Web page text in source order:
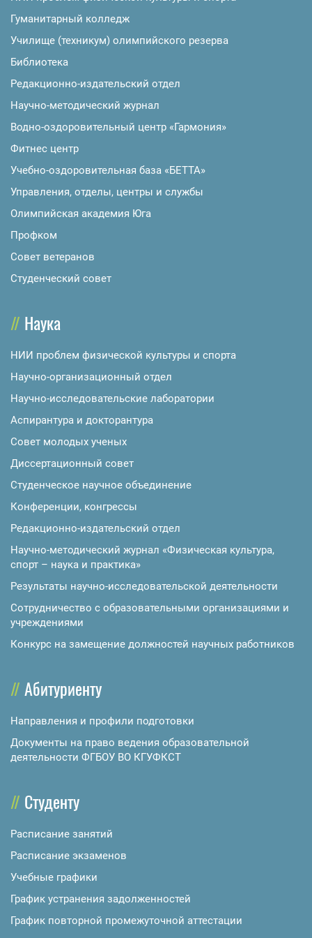
Гуманитарный колледж
Училище (техникум) олимпийского резерва
Библиотека
Редакционно-издательский отдел
Научно-методический журнал
Водно-оздоровительный центр «Гармония»
Фитнес центр
Учебно-оздоровительная база «БЕТТА»
Управления, отделы, центры и службы
Олимпийская академия Юга
Профком
Совет ветеранов
Студенческий совет
Наука
НИИ проблем физической культуры и спорта
Научно-организационный отдел
Научно-исследовательские лаборатории
Аспирантура и докторантура
Совет молодых ученых
Диссертационный совет
Студенческое научное объединение
Конференции, конгрессы
Редакционно-издательский отдел
Научно-методический журнал «Физическая культура,
спорт – наука и практика»
Результаты научно-исследовательской деятельности
Сотрудничество с образовательными организациями и
учреждениями
Конкурс на замещение должностей научных работников
Абитуриенту
Направления и профили подготовки
Документы на право ведения образовательной
деятельности ФГБОУ ВО КГУФКСТ
Студенту
Расписание занятий
Расписание экзаменов
Учебные графики
График устранения задолженностей
График повторной промежуточной аттестации